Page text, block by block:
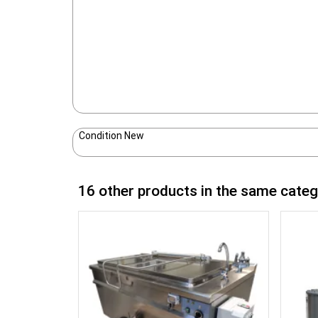
Condition New
16 other products in the same